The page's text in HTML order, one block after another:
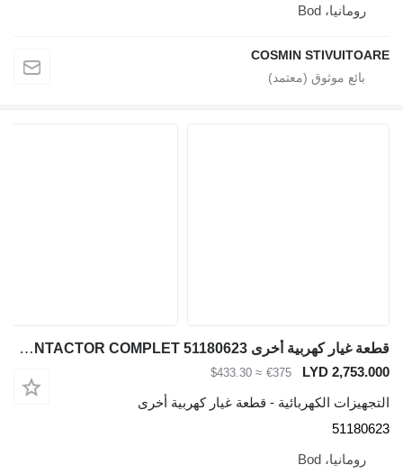
رومانيا، Bod
COSMIN STIVUITOARE
قطعة غيار كهربية أخرى CONTACTOR COMPLET 51180623 لـ رافعة للحاويات Jungheinrich
LYD 2,753.000
€375
≈ $433.30
التجهيزات الكهربائية - قطعة غيار كهربية أخرى
51180623
رومانيا، Bod